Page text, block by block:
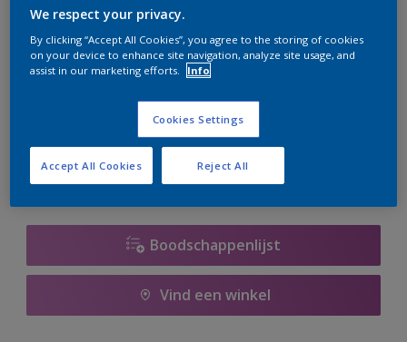
er hard aan om de voorraad aan te vullen.
Boodschappenlijst
Vind een winkel
We respect your privacy.
By clicking “Accept All Cookies”, you agree to the storing of cookies
on your device to enhance site navigation, analyze site usage, and
assist in our marketing efforts.
Info
Cookies Settings
Reject All
Accept All Cookies